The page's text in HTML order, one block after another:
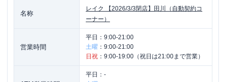
名称
レイク
【2026/3/3閉店】田川（自動契約コ
ーナー）
営業時間
平日： 9:00-21:00
土曜 ： 9:00-21:00
日祝 ： 9:00-19:00（祝日は21:00まで営業）
平日： -